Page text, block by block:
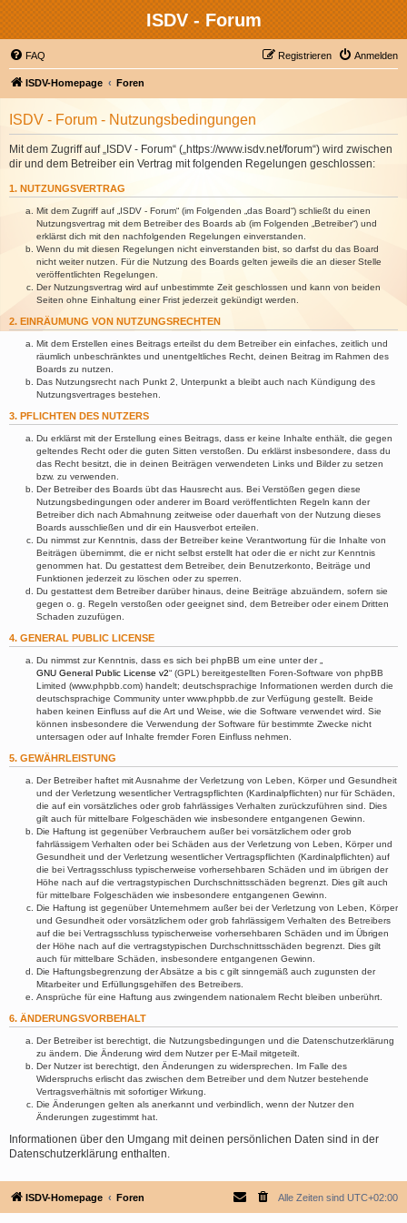
ISDV - Forum
FAQ Anmelden
Registrieren
ISDV-Homepage Foren
ISDV - Forum - Nutzungsbedingungen
Mit dem Zugriff auf „ISDV - Forum“ („https://www.isdv.net/forum“) wird zwischen
dir und dem Betreiber ein Vertrag mit folgenden Regelungen geschlossen:
1. NUTZUNGSVERTRAG
Mit dem Zugriff auf „ISDV - Forum“ (im Folgenden „das Board“) schließt du einen
Nutzungsvertrag mit dem Betreiber des Boards ab (im Folgenden „Betreiber“) und
erklärst dich mit den nachfolgenden Regelungen einverstanden.
Wenn du mit diesen Regelungen nicht einverstanden bist, so darfst du das Board
nicht weiter nutzen. Für die Nutzung des Boards gelten jeweils die an dieser Stelle
veröffentlichten Regelungen.
Der Nutzungsvertrag wird auf unbestimmte Zeit geschlossen und kann von beiden
Seiten ohne Einhaltung einer Frist jederzeit gekündigt werden.
2. EINRÄUMUNG VON NUTZUNGSRECHTEN
Mit dem Erstellen eines Beitrags erteilst du dem Betreiber ein einfaches, zeitlich und
räumlich unbeschränktes und unentgeltliches Recht, deinen Beitrag im Rahmen des
Boards zu nutzen.
Das Nutzungsrecht nach Punkt 2, Unterpunkt a bleibt auch nach Kündigung des
Nutzungsvertrages bestehen.
3. PFLICHTEN DES NUTZERS
Du erklärst mit der Erstellung eines Beitrags, dass er keine Inhalte enthält, die gegen
geltendes Recht oder die guten Sitten verstoßen. Du erklärst insbesondere, dass du
das Recht besitzt, die in deinen Beiträgen verwendeten Links und Bilder zu setzen
bzw. zu verwenden.
Der Betreiber des Boards übt das Hausrecht aus. Bei Verstößen gegen diese
Nutzungsbedingungen oder anderer im Board veröffentlichten Regeln kann der
Betreiber dich nach Abmahnung zeitweise oder dauerhaft von der Nutzung dieses
Boards ausschließen und dir ein Hausverbot erteilen.
Du nimmst zur Kenntnis, dass der Betreiber keine Verantwortung für die Inhalte von
Beiträgen übernimmt, die er nicht selbst erstellt hat oder die er nicht zur Kenntnis
genommen hat. Du gestattest dem Betreiber, dein Benutzerkonto, Beiträge und
Funktionen jederzeit zu löschen oder zu sperren.
Du gestattest dem Betreiber darüber hinaus, deine Beiträge abzuändern, sofern sie
gegen o. g. Regeln verstoßen oder geeignet sind, dem Betreiber oder einem Dritten
Schaden zuzufügen.
4. GENERAL PUBLIC LICENSE
Du nimmst zur Kenntnis, dass es sich bei phpBB um eine unter der „
GNU General Public License v2“ (GPL) bereitgestellten Foren-Software von phpBB
Limited (www.phpbb.com) handelt; deutschsprachige Informationen werden durch die
deutschsprachige Community unter www.phpbb.de zur Verfügung gestellt. Beide
haben keinen Einfluss auf die Art und Weise, wie die Software verwendet wird. Sie
können insbesondere die Verwendung der Software für bestimmte Zwecke nicht
untersagen oder auf Inhalte fremder Foren Einfluss nehmen.
5. GEWÄHRLEISTUNG
Der Betreiber haftet mit Ausnahme der Verletzung von Leben, Körper und Gesundheit
und der Verletzung wesentlicher Vertragspflichten (Kardinalpflichten) nur für Schäden,
die auf ein vorsätzliches oder grob fahrlässiges Verhalten zurückzuführen sind. Dies
gilt auch für mittelbare Folgeschäden wie insbesondere entgangenen Gewinn.
Die Haftung ist gegenüber Verbrauchern außer bei vorsätzlichem oder grob
fahrlässigem Verhalten oder bei Schäden aus der Verletzung von Leben, Körper und
Gesundheit und der Verletzung wesentlicher Vertragspflichten (Kardinalpflichten) auf
die bei Vertragsschluss typischerweise vorhersehbaren Schäden und im übrigen der
Höhe nach auf die vertragstypischen Durchschnittsschäden begrenzt. Dies gilt auch
für mittelbare Folgeschäden wie insbesondere entgangenen Gewinn.
Die Haftung ist gegenüber Unternehmern außer bei der Verletzung von Leben, Körper
und Gesundheit oder vorsätzlichem oder grob fahrlässigem Verhalten des Betreibers
auf die bei Vertragsschluss typischerweise vorhersehbaren Schäden und im Übrigen
der Höhe nach auf die vertragstypischen Durchschnittsschäden begrenzt. Dies gilt
auch für mittelbare Schäden, insbesondere entgangenen Gewinn.
Die Haftungsbegrenzung der Absätze a bis c gilt sinngemäß auch zugunsten der
Mitarbeiter und Erfüllungsgehilfen des Betreibers.
Ansprüche für eine Haftung aus zwingendem nationalem Recht bleiben unberührt.
6. ÄNDERUNGSVORBEHALT
Der Betreiber ist berechtigt, die Nutzungsbedingungen und die Datenschutzerklärung
zu ändern. Die Änderung wird dem Nutzer per E-Mail mitgeteilt.
Der Nutzer ist berechtigt, den Änderungen zu widersprechen. Im Falle des
Widerspruchs erlischt das zwischen dem Betreiber und dem Nutzer bestehende
Vertragsverhältnis mit sofortiger Wirkung.
Die Änderungen gelten als anerkannt und verbindlich, wenn der Nutzer den
Änderungen zugestimmt hat.
Informationen über den Umgang mit deinen persönlichen Daten sind in der
Datenschutzerklärung enthalten.
ISDV-Homepage Foren Alle Zeiten sind UTC+02:00